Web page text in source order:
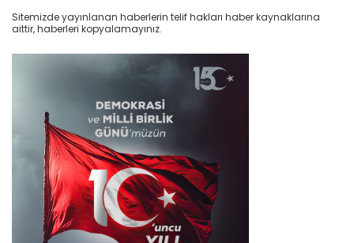
Sitemizde yayınlanan haberlerin telif hakları haber kaynaklarına
aittir, haberleri kopyalamayınız.